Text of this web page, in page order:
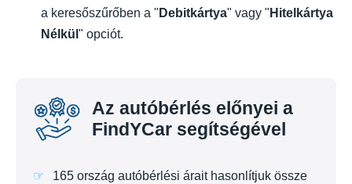
a keresőszűrőben a " Debitkártya" vagy " Hitelkártya
Nélkül " opciót.
Az autóbérlés előnyei a
FindYCar segítségével
165 ország autóbérlési árait hasonlítjuk össze